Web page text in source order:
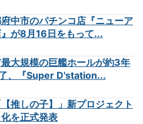
府中市のパチンコ店『ニューア
が8月16日をもって...
最大規模の巨艦ホールが約3年
、『Super D'station...
推しの子】」新プロジェクト
を正式発表